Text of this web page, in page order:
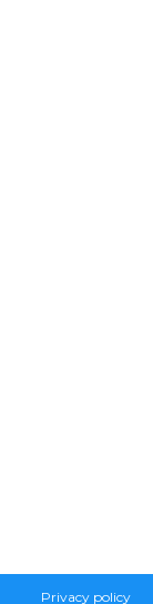
Privacy policy